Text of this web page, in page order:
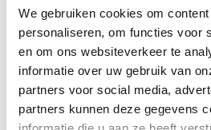
We gebruiken cookies om
personaliseren, om functies voor
en om ons websiteverkeer te
informatie over uw gebruik van
partners voor social media,
partners kunnen deze gegevens
Je bent verantwoordelijk en
Je houdt van lekker bewegen
Je houdt vooral van fijn werk
Je wordt blij van het bezorgen